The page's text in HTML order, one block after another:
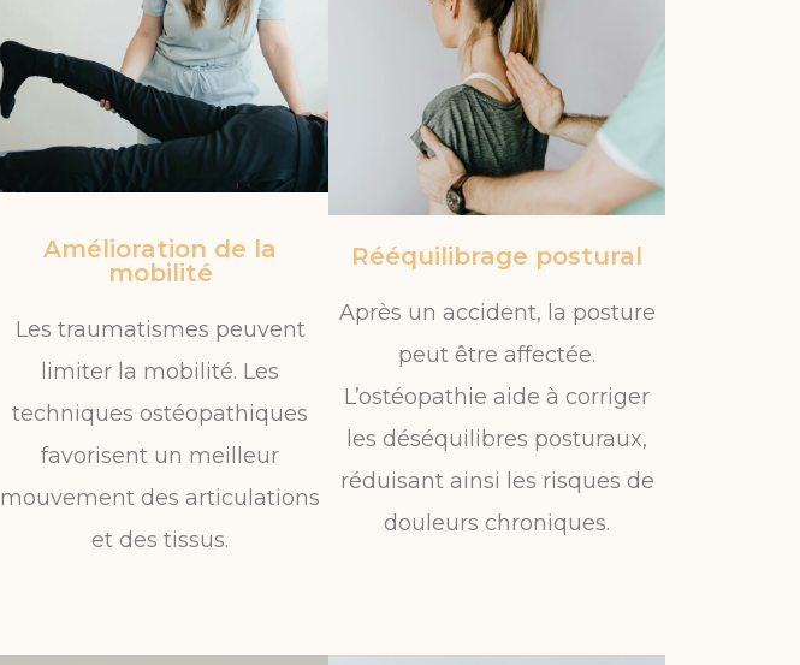
Amélioration de la
mobilité
Les traumatismes peuvent
limiter la mobilité. Les
techniques ostéopathiques
favorisent un meilleur
mouvement des articulations
et des tissus.
Rééquilibrage postural
Après un accident, la posture
peut être affectée.
L’ostéopathie aide à corriger
les déséquilibres posturaux,
réduisant ainsi les risques de
douleurs chroniques.